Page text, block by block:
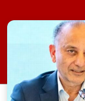
পানির ওপর
ফেলা হবে।
আর পাতিল
[…]